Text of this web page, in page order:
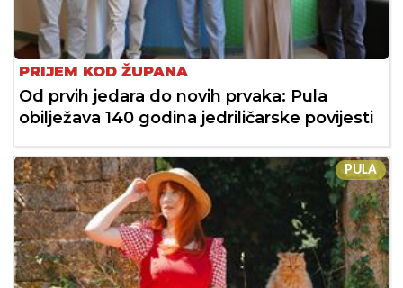
PRIJEM KOD ŽUPANA
Od prvih jedara do novih prvaka: Pula
obilježava 140 godina jedriličarske povijesti
PULA